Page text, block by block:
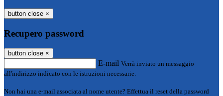
button close ×
Recupero password
button close ×
E-mail Verrà inviato un messaggio
all'indirizzo indicato con le istruzioni necessarie.
Non hai una e-mail associata al nome utente? Effettua il reset della password